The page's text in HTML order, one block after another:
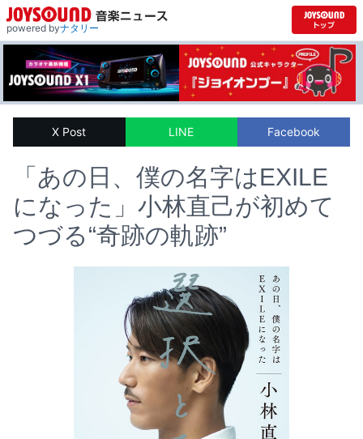
powered byナタリー
X Post LINE Facebook
「あの日、僕の名字はEXILE
になった」小林直己が初めて
つづる“奇跡の軌跡”